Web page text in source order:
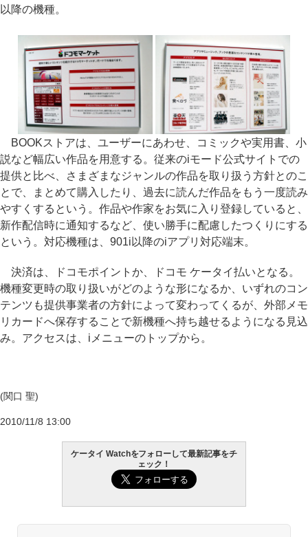
以降の機種。
BOOKストアは、ユーザーにあわせ、コミックや実用書、小
説など幅広い作品を用意する。従来のiモード公式サイトでの
提供と比べ、さまざまなジャンルの作品を取り扱う方針とのこ
とで、まとめて購入したり、過去に読んだ作品をもう一度読み
やすくするという。作品や作家をお気に入り登録していると、
新作配信時に通知するなど、使い勝手に配慮したつくりにする
という。対応機種は、901i以降のiアプリ対応端末。
決済は、ドコモポイントか、ドコモ ケータイ払いとなる。
機種変更時の取り扱いがどのような形になるか、いずれのコン
テンツも提供事業者の方針によって変わってくるが、外部メモ
リカードへ保存することで新機種へ持ち越せるようになる見込
み。アクセスは、iメニューのトップから。
(関口 聖)
2010/11/8 13:00
ケータイ Watchをフォローして最新記事をチ
ェック！